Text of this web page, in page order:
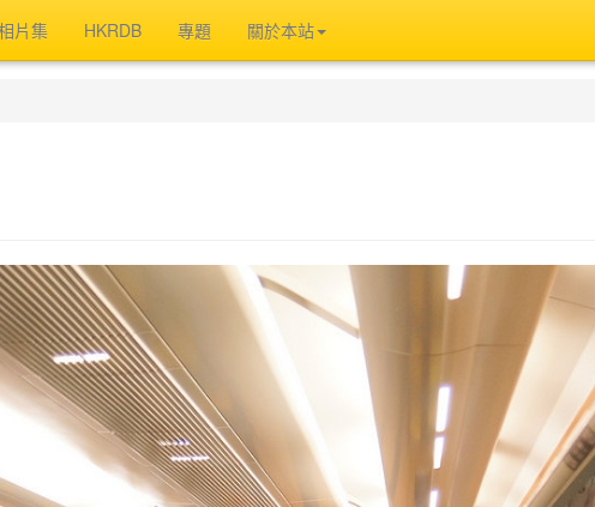
片集 HKRDB 專題 關於本站